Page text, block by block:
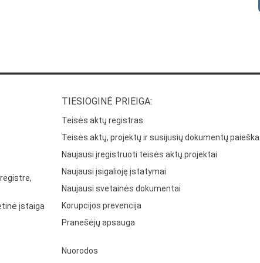
įstaiga
TIESIOGINĖ PRIEIGA:
Teisės aktų registras
Teisės aktų, projektų ir susijusių dokumentų paieška
Naujausi įregistruoti teisės aktų projektai
Naujausi įsigalioję įstatymai
Naujausi svetainės dokumentai
Korupcijos prevencija
Pranešėjų apsauga
Nuorodos